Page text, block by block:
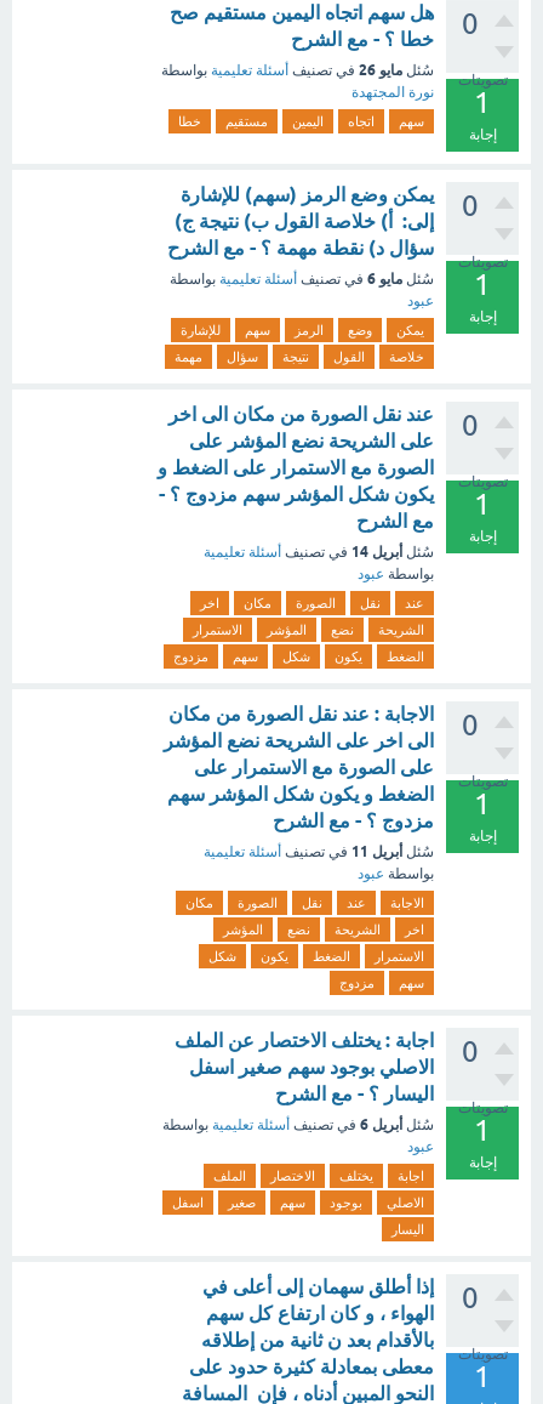
0
تصويتات
1
إجابة
هل سهم اتجاه اليمين مستقيم صح
خطا ؟ - مع الشرح
سُئل مايو 26 في تصنيف أسئلة تعليمية بواسطة
نورة المجتهدة
سهم اتجاه اليمين مستقيم خطا
0
تصويتات
1
إجابة
يمكن وضع الرمز (سهم) للإشارة
إلى: أ) خلاصة القول ب) نتيجة ج)
سؤال د) نقطة مهمة ؟ - مع الشرح
سُئل مايو 6 في تصنيف أسئلة تعليمية بواسطة
عبود
يمكن وضع الرمز سهم
للإشارة
خلاصة
القول نتيجة سؤال مهمة
0
تصويتات
1
إجابة
عند نقل الصورة من مكان الى اخر
على الشريحة نضع المؤشر على
الصورة مع الاستمرار على الضغط و
يكون شكل المؤشر سهم مزدوج ؟ -
مع الشرح
سُئل أبريل 14 في تصنيف أسئلة تعليمية
بواسطة عبود
عند نقل الصورة مكان
اخر
الشريحة
نضع المؤشر
الاستمرار
الضغط
يكون شكل سهم مزدوج
0
تصويتات
1
إجابة
الاجابة : عند نقل الصورة من مكان
الى اخر على الشريحة نضع المؤشر
على الصورة مع الاستمرار على
الضغط و يكون شكل المؤشر سهم
مزدوج ؟ - مع الشرح
سُئل أبريل 11 في تصنيف أسئلة تعليمية
بواسطة عبود
الاجابة عند نقل الصورة
مكان
اخر
الشريحة نضع
المؤشر
الاستمرار
الضغط يكون
شكل
سهم
مزدوج
0
تصويتات
1
إجابة
اجابة : يختلف الاختصار عن الملف
الاصلي بوجود سهم صغير اسفل
اليسار ؟ - مع الشرح
سُئل أبريل 6 في تصنيف أسئلة تعليمية بواسطة
عبود
اجابة يختلف الاختصار
الملف
الاصلي
بوجود سهم صغير
اسفل
اليسار
0
تصويتات
1
إذا أطلق سهمان إلى أعلى في
الهواء ، و كان ارتفاع كل سهم
بالأقدام بعد ن ثانية من إطلاقه
معطى بمعادلة كثيرة حدود على
النحو المبين أدناه ، فإن المسافة